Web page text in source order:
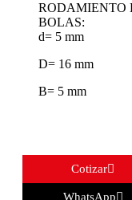
RODAMIENTO
BOLAS:
d= 5 mm
D= 16 mm
B= 5 mm
Cotizar
WhatsApp